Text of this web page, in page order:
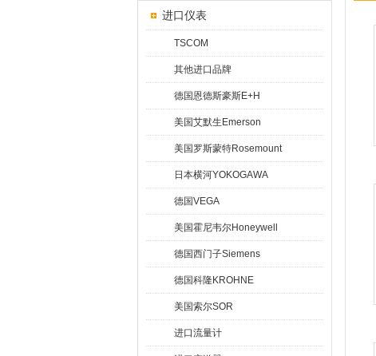
进口仪表
TSCOM
其他进口品牌
德国恩德斯豪斯E+H
美国艾默生Emerson
美国罗斯蒙特Rosemount
日本横河YOKOGAWA
德国VEGA
美国霍尼韦尔Honeywell
德国西门子Siemens
德国科隆KROHNE
美国索尔SOR
进口流量计